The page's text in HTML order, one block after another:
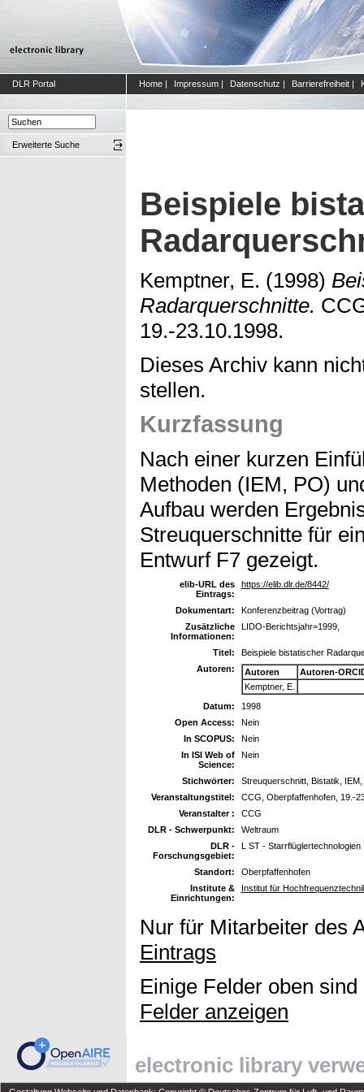
DLR Portal Home | Impressum | Datenschutz | Barrierefreiheit |
Erweiterte Suche
Beispiele
Kemptner, E. (1998)
Radarquerschnitte.
19.-23.10.1998.
Dieses Archiv kann
stellen.
Kurzfassung
Nach einer kurzen
Methoden (IEM, PO)
Aufbau werden
Streuquerschnitte für
Entwurf F7 gezeigt.
elib-URL des
Eintrags:
https://elib.dlr.de/8442/
Dokumentart:
Konferenzbeitrag (Vortrag)
Zusätzliche
Informationen:
LIDO-Berichtsjahr=1999,
Titel:
Beispiele bistatischer
Autoren:
Autoren
Autoren-
Kemptner, E.
Datum:
1998
Open Access:
Nein
In SCOPUS:
Nein
In ISI Web of
Science:
Nein
Stichwörter:
Streuquerschnitt, Bistatik,
Veranstaltungstitel:
CCG, Oberpfaffenhofen, 19.-
Veranstalter :
CCG
DLR - Schwerpunkt:
Weltraum
DLR -
Forschungsgebiet:
L ST - Starrflüglertechnologien
Standort:
Oberpfaffenhofen
Institute &
Einrichtungen:
Institut für
Nur für Mitarbeiter des
Eintrags
Einige Felder oben
Felder anzeigen
electronic library